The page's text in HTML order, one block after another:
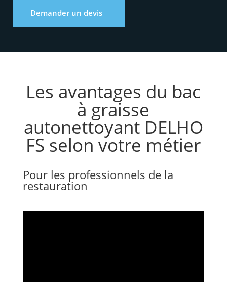
Demander un devis
Les avantages du bac
à graisse
autonettoyant DELHO
FS selon votre métier
Pour les professionnels de la
restauration